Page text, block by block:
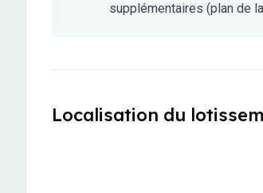
supplémentaires (plan de
Localisation du